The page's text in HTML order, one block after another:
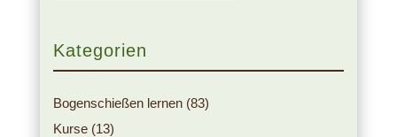
Kategorien
Bogenschießen lernen(83)
Kurse(13)